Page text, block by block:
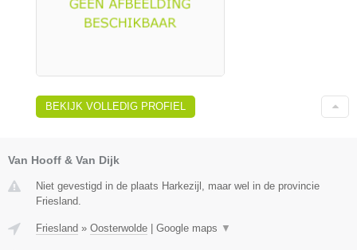
BEKIJK VOLLEDIG PROFIEL
Van Hooff & Van Dijk
Niet gevestigd in de plaats Harkezijl, maar wel in de provincie
Friesland.
Friesland » Oosterwolde Google maps ▼